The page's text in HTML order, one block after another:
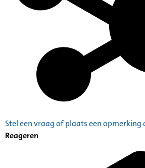
Stel een vraag of plaats een opmerking
Reageren